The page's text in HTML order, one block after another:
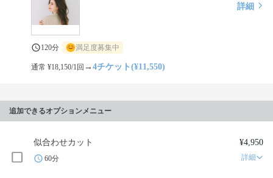
詳細
120分 満足度募集中
通常 ¥18,150/1回 →4チケット(¥11,550)
追加できるオプションメニュー
似合わせカット ¥4,950
60分 詳細